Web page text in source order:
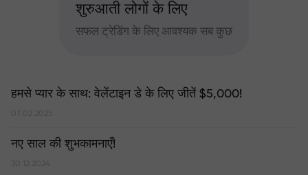
शुरुआती लोगों के लिए
सफल ट्रेडिंग के लिए आवश्यक सब कुछ
हमसे प्यार के साथ: वेलेंटाइन डे के लिए जीतें $5,000!
नए साल की शुभकामनाएँ!
30.12.2024